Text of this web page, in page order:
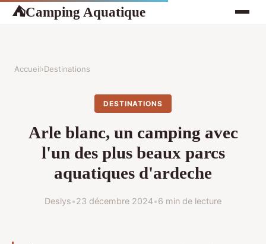
⛺Camping Aquatique
Accueil›Destinations
DESTINATIONS
Arle blanc, un camping avec
l'un des plus beaux parcs
aquatiques d'ardeche
Deslys•23 décembre 2024•6 min de lecture